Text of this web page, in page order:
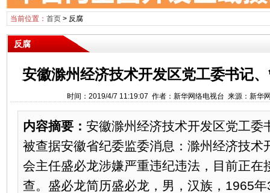
当前位置： 首页> 反腐
反腐
安徽滁州经济技术开发区党工委书记
时间：2019/4/7 11:19:07 作者：新华网络电视台 来源：新华
内容摘要： 安徽滁州经济技术开发区党工委
被查据安徽省纪委监委消息：滁州经济技术
会主任盛必龙涉嫌严重违纪违法，目前正在
查。盛必龙简历盛必龙，男，汉族，1965